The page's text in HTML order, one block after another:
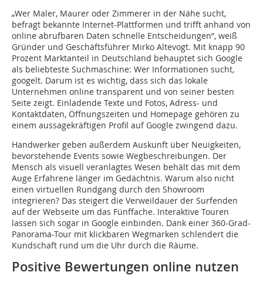
„Wer Maler, Maurer oder Zimmerer in der Nähe sucht,
befragt bekannte Internet-Plattformen und trifft anhand von
online abrufbaren Daten schnelle Entscheidungen“, weiß
Gründer und Geschäftsführer Mirko Altevogt. Mit knapp 90
Prozent Marktanteil in Deutschland behauptet sich Google
als beliebteste Suchmaschine: Wer Informationen sucht,
googelt. Darum ist es wichtig, dass sich das lokale
Unternehmen online transparent und von seiner besten
Seite zeigt. Einladende Texte und Fotos, Adress- und
Kontaktdaten, Öffnungszeiten und Homepage gehören zu
einem aussagekräftigen Profil auf Google zwingend dazu.
Handwerker geben außerdem Auskunft über Neuigkeiten,
bevorstehende Events sowie Wegbeschreibungen. Der
Mensch als visuell veranlagtes Wesen behält das mit dem
Auge Erfahrene länger im Gedächtnis. Warum also nicht
einen virtuellen Rundgang durch den Showroom
integrieren? Das steigert die Verweildauer der Surfenden
auf der Webseite um das Fünffache. Interaktive Touren
lassen sich sogar in Google einbinden. Dank einer 360-Grad-
Panorama-Tour mit klickbaren Wegmarken schlendert die
Kundschaft rund um die Uhr durch die Räume.
Positive Bewertungen online nutzen